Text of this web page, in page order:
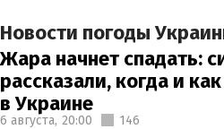
Новости погоды
Жара начнет спадать:
рассказали, когда и
в Украине
6 августа, 20:00 146